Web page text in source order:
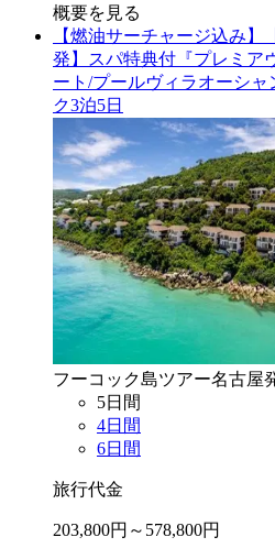
概要を見る
【燃油サーチャージ込み
発】スパ特典付『プレミア
ート/プールヴィラオーシ
ク3泊5日
フーコック島ツアー名古屋
5日間
4日間
6日間
旅行代金
203,800円～ 578,800円